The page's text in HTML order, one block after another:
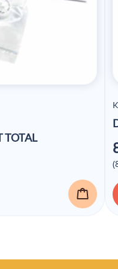
TOTAL